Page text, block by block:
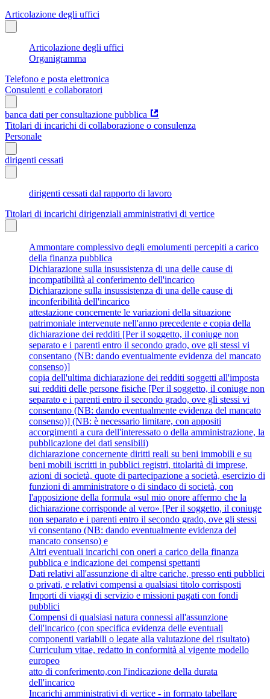
Articolazione degli uffici
Articolazione degli uffici
Organigramma
Telefono e posta elettronica
Consulenti e collaboratori
banca dati per consultazione pubblica
Titolari di incarichi di collaborazione o consulenza
Personale
dirigenti cessati
dirigenti cessati dal rapporto di lavoro
Titolari di incarichi dirigenziali amministrativi di vertice
Ammontare complessivo degli emolumenti percepiti a carico
della finanza pubblica
Dichiarazione sulla insussistenza di una delle cause di
incompatibilità al conferimento dell'incarico
Dichiarazione sulla insussistenza di una delle cause di
inconferibilità dell'incarico
attestazione concernente le variazioni della situazione
patrimoniale intervenute nell'anno precedente e copia della
dichiarazione dei redditi [Per il soggetto, il coniuge non
separato e i parenti entro il secondo grado, ove gli stessi vi
consentano (NB: dando eventualmente evidenza del mancato
consenso)]
copia dell'ultima dichiarazione dei redditi soggetti all'imposta
sui redditi delle persone fisiche [Per il soggetto, il coniuge non
separato e i parenti entro il secondo grado, ove gli stessi vi
consentano (NB: dando eventualmente evidenza del mancato
consenso)] (NB: è necessario limitare, con appositi
accorgimenti a cura dell'interessato o della amministrazione, la
pubblicazione dei dati sensibili)
dichiarazione concernente diritti reali su beni immobili e su
beni mobili iscritti in pubblici registri, titolarità di imprese,
azioni di società, quote di partecipazione a società, esercizio di
funzioni di amministratore o di sindaco di società, con
l'apposizione della formula «sul mio onore affermo che la
dichiarazione corrisponde al vero» [Per il soggetto, il coniuge
non separato e i parenti entro il secondo grado, ove gli stessi
vi consentano (NB: dando eventualmente evidenza del
mancato consenso) e
Altri eventuali incarichi con oneri a carico della finanza
pubblica e indicazione dei compensi spettanti
Dati relativi all'assunzione di altre cariche, presso enti pubblici
o privati, e relativi compensi a qualsiasi titolo corrisposti
Importi di viaggi di servizio e missioni pagati con fondi
pubblici
Compensi di qualsiasi natura connessi all'assunzione
dell'incarico (con specifica evidenza delle eventuali
componenti variabili o legate alla valutazione del risultato)
Curriculum vitae, redatto in conformità al vigente modello
europeo
atto di conferimento,con l'indicazione della durata
dell'incarico
Incarichi amministrativi di vertice - in formato tabellare